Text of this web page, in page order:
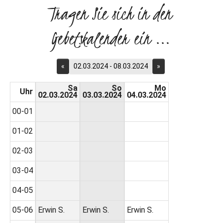
Tragen Sie sich in den
Gebetskalender ein ...
« 02.03.2024 - 08.03.2024 »
Uhr
00-01
01-02
02-03
03-04
04-05
05-06
Sa
02.03.2024
Erwin S.
So
03.03.2024
Erwin S.
Mo
04.03.2024
Erwin S.